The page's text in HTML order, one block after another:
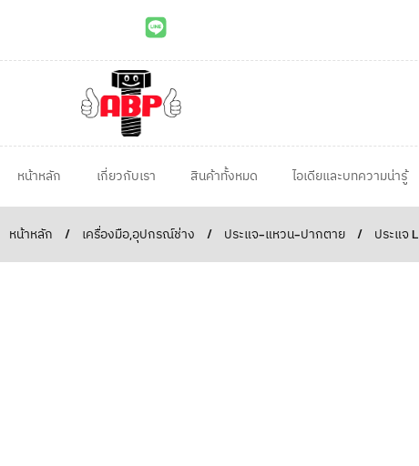
หน้าหลัก เกี่ยวกับเรา สินค้าทั้งหมด ไอเดียและบทความน่ารู้
หน้าหลัก / เครื่องมือ,อุปกรณ์ช่าง / ประแจ-แหวน-ปากตาย / ประแจ L